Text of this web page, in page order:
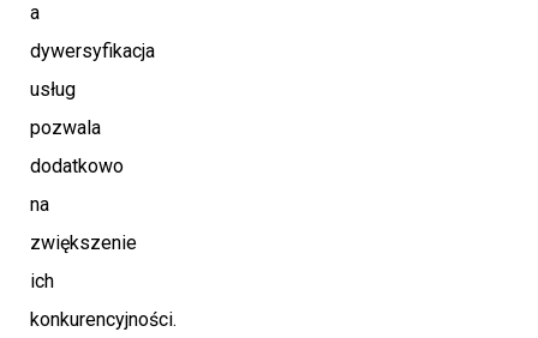
a
dywersyfikacja
usług
pozwala
dodatkowo
na
zwiększenie
ich
konkurencyjności.